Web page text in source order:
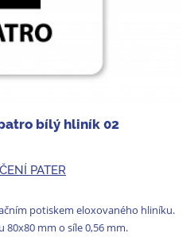
bílý hliník 02
PATER
potiskem eloxovaného hliníku.
80x80 mm o síle 0,56 mm.